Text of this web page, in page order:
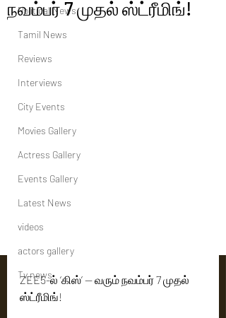
Political News
Tamil News
Reviews
Interviews
City Events
Movies Gallery
Actress Gallery
Events Gallery
Latest News
videos
actors gallery
Tv news
நவம்பர் 7 முதல் ஸ்ட்ரீமிங்!
ZEE5-ல் ‘கிஸ்’ — வரும் நவம்பர் 7 முதல்
ஸ்ட்ரீமிங்!